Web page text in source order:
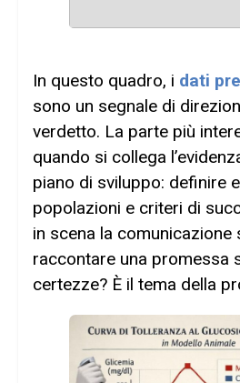
In questo quadro, i dati
sono un segnale di
verdetto. La parte più
quando si collega
piano di sviluppo: definire
popolazioni e criteri di
in scena la
raccontare una promessa
certezze? È il tema della